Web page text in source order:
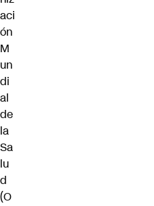
aci
ón
M
un
di
al
de
la
Sa
lu
d
(O